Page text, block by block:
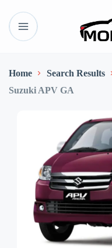
Home Search Results
Suzuki APV GA